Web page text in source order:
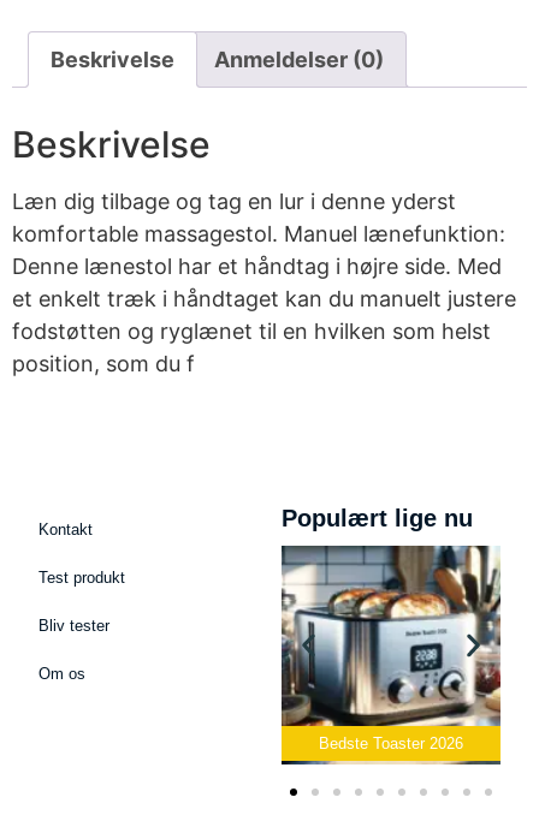
Beskrivelse Anmeldelser (0)
Beskrivelse
Læn dig tilbage og tag en lur i denne yderst
komfortable massagestol. Manuel lænefunktion:
Denne lænestol har et håndtag i højre side. Med
et enkelt træk i håndtaget kan du manuelt justere
fodstøtten og ryglænet til en hvilken som helst
position, som du f
Kontakt
Test produkt
Bliv tester
Om os
Populært lige nu
Bedste Toaster 2026